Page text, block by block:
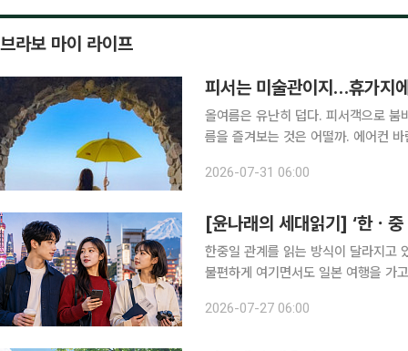
브라보 마이 라이프
피서는 미술관이지…휴가지
올여름은 유난히 덥다. 피서객으로
름을 즐겨보는 것은 어떨까. 에어컨
름 여행의 선택지가 될 수 있다. 올여
2026-07-31 06:00
[윤나래의 세대읽기] ‘한ㆍ
한중일 관계를 읽는 방식이 달라지고
불편하게 여기면서도 일본 여행을 가
먹거리, 쇼핑, 숏폼 콘텐츠, 연애 서사
2026-07-27 06:00